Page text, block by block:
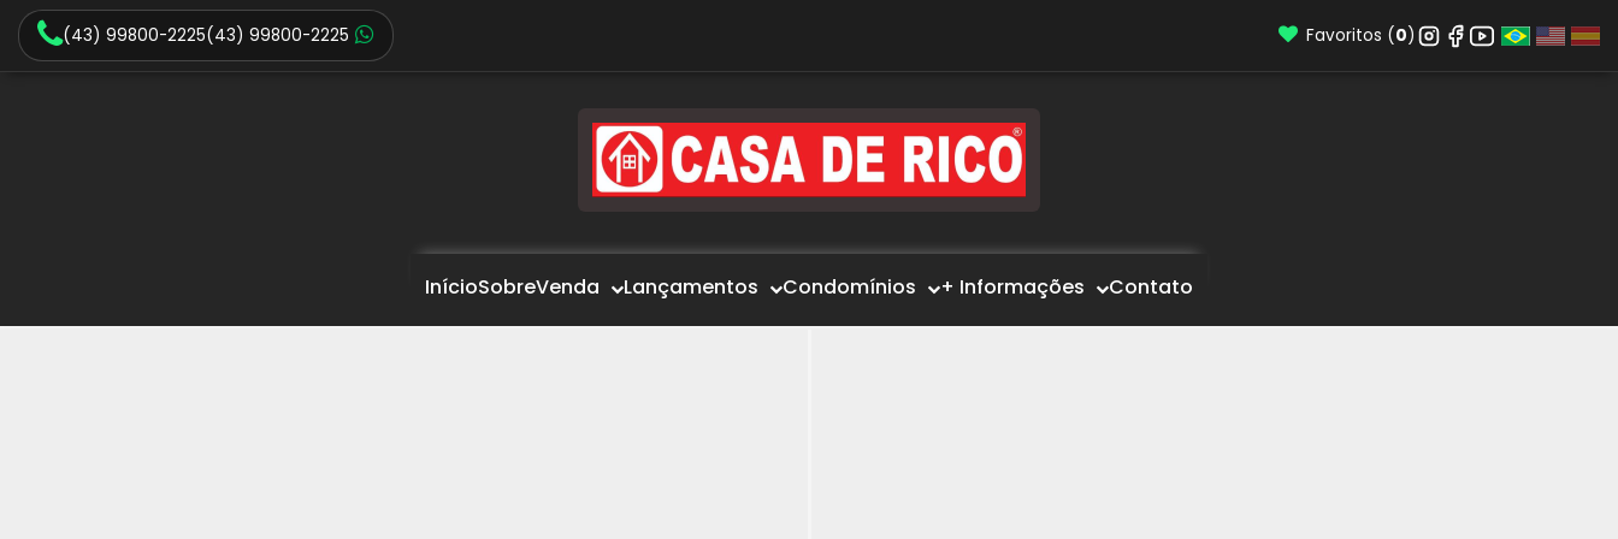
(43) 99800-2225(43) 99800-2225 Favoritos (0)
InícioSobreVenda Lançamentos Condomínios + Informações Contato